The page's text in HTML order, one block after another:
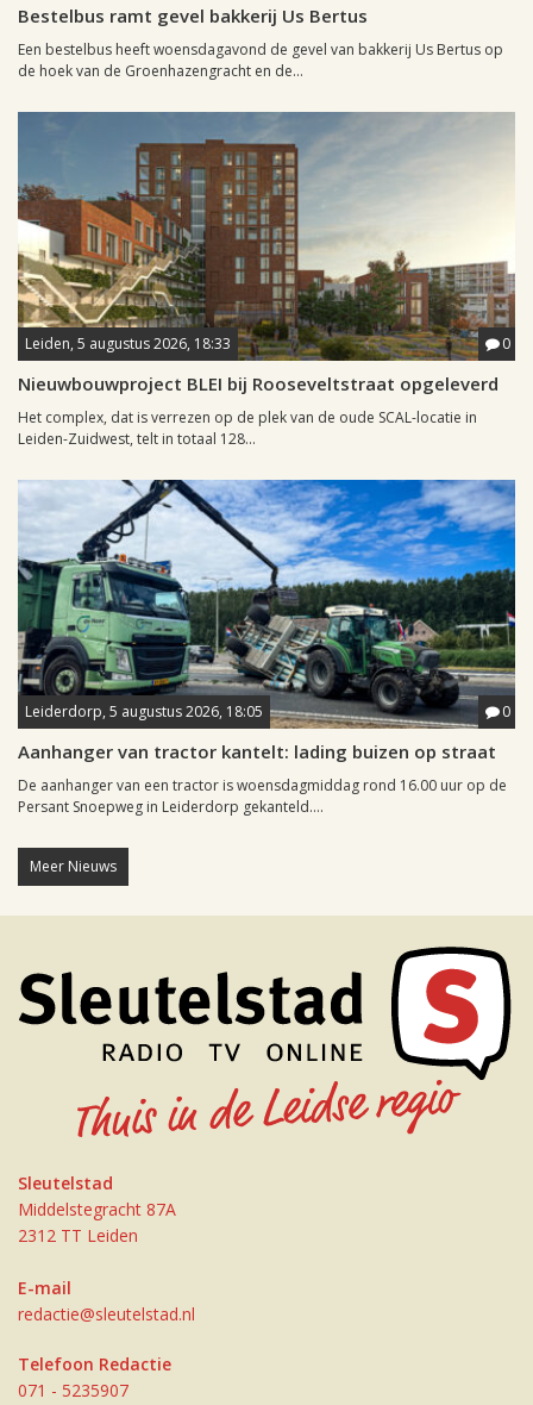
Bestelbus ramt gevel bakkerij Us Bertus
Een bestelbus heeft woensdagavond de gevel van bakkerij Us Bertus op
de hoek van de Groenhazengracht en de...
Leiden, 5 augustus 2026, 18:33 0
Nieuwbouwproject BLEI bij Rooseveltstraat opgeleverd
Het complex, dat is verrezen op de plek van de oude SCAL-locatie in
Leiden-Zuidwest, telt in totaal 128...
Leiderdorp, 5 augustus 2026, 18:05 0
Aanhanger van tractor kantelt: lading buizen op straat
De aanhanger van een tractor is woensdagmiddag rond 16.00 uur op de
Persant Snoepweg in Leiderdorp gekanteld....
Meer Nieuws
Sleutelstad
Middelstegracht 87A
2312 TT Leiden
E-mail
redactie@sleutelstad.nl
Telefoon Redactie
071 - 5235907